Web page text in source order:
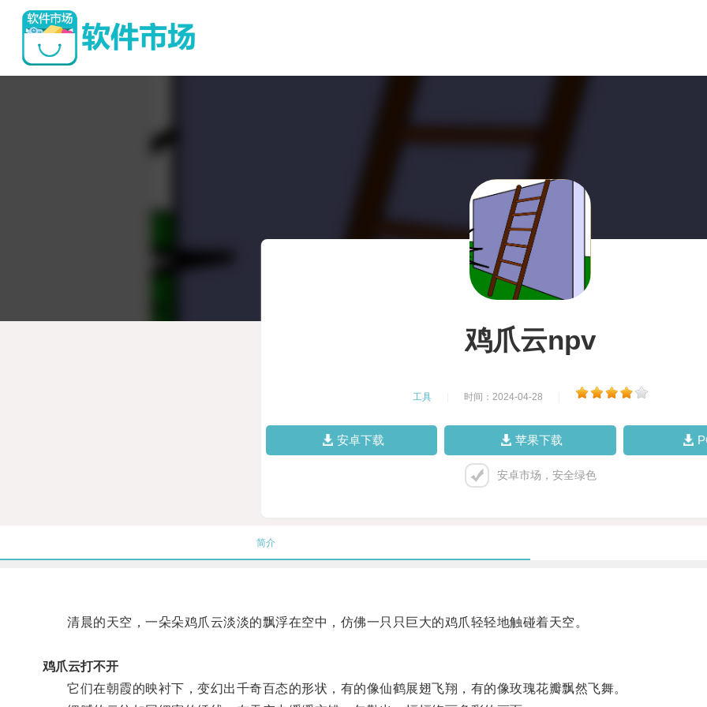
鸡爪云npv
工具 时间：2024-04-28
安卓下载 苹果下载
安卓市场，安全绿色
简介
清晨的天空，一朵朵鸡爪云淡淡的飘浮在空中，仿佛一只只巨大的鸡爪轻轻地触碰着天空。
鸡爪云打不开
它们在朝霞的映衬下，变幻出千奇百态的形状，有的像仙鹤展翅飞翔，有的像玫瑰花瓣飘然飞舞。